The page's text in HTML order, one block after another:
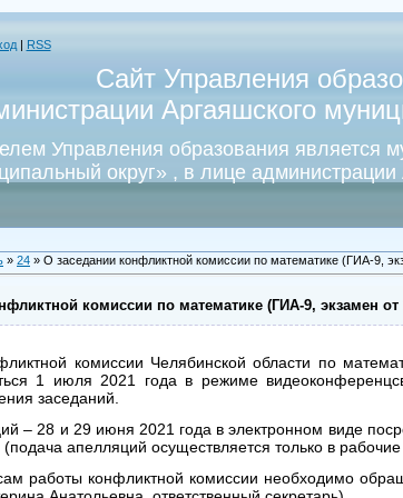
RSS
Сайт Управления
Аргаяшского
Управления образования является
округ» , в лице администрации
» 24 » О заседании конфликтной комиссии по математике (ГИА-9,
комиссии по математике (ГИА-9, экзамен от
комиссии Челябинской области по
1 июля 2021 года в режиме
заседаний.
– 28 и 29 июня 2021 года в электронном виде
апелляций осуществляется только в рабочие
работы конфликтной комиссии необходимо